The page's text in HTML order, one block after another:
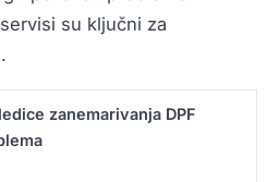
su ključni za
zanemarivanja DPF